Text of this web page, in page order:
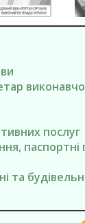
послуг
паспортні
та